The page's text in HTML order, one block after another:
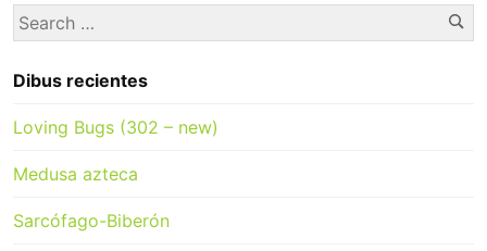
Search
for:
Dibus recientes
Loving Bugs (302 – new)
Medusa azteca
Sarcófago-Biberón